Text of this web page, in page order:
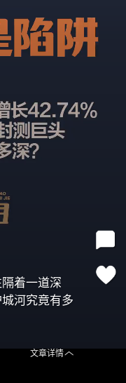
着一道深
河究竟有多
文章详情